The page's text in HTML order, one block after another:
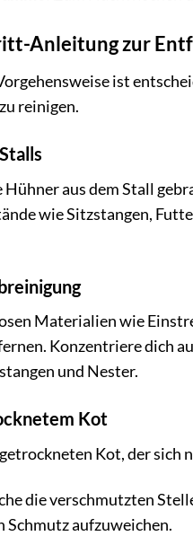
Anleitung zur
ist
reinigen.
Hühner aus dem Stall
wie Sitzstangen,
Materialien wie
Konzentriere dich
und Nester.
Kot
Kot, der sich
die verschmutzten
Schmutz aufzuweichen.